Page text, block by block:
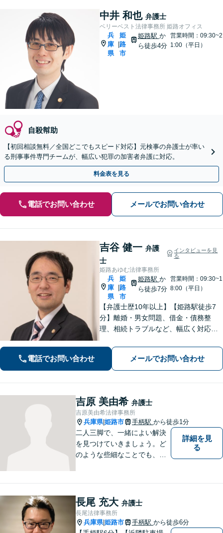
中井 和也 弁護士
ベリーベスト法律事務所 姫路オフィス
兵
庫
県
姫
路
市
姫路駅 か
ら徒歩4分
営業時間：09:30~2
1:00（平日）
自殺幇助
【初回相談無料／全国どこでもスピード対応】元検事の弁護士が率い
る刑事事件専門チームが、幅広い犯罪の加害者弁護に対応。
料金表を見る
電話でお問い合わせ メールでお問い合わせ
吉谷 健一 弁護
士
インタビューを見
る
姫路あゆむ法律事務所
兵
庫
県
姫
路
市
姫路駅 か
ら徒歩7分
営業時間：09:30~1
8:00（平日）
【弁護士歴10年以上】【姫路駅徒歩7
分】離婚・男女問題、借金・債務整
理、相続トラブルなど、幅広く対応可
すい説明を心がけています。依頼者さ
まの置かれている状況と希望に沿った
最善の解決を目指します。
電話でお問い合わせ メールでお問い合わせ
吉原 美由希 弁護士
吉原美由希法律事務所
兵庫県|姫路市 手柄駅 から徒歩1分
二人三脚で、一緒によい解決
を見つけていきましょう。ど
のような些細なことでも、ま
詳細を見
る
長尾 充大 弁護士
長尾法律事務所
兵庫県|姫路市 手柄駅 から徒歩6分